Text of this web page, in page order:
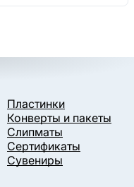
Пластинки
Конверты и пакеты
Слипматы
Сертификаты
Сувениры